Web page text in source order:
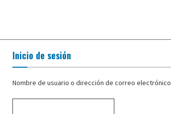
Inicio de sesión
Nombre de usuario o dirección de correo electrónico